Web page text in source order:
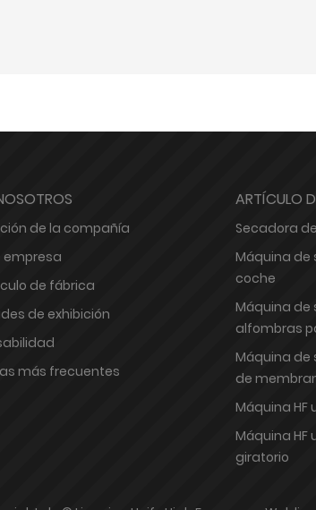
de la compañía
empresa
de fábrica
de exhibición
más frecuentes
ARTÍCULO
Secadora
Máquina de
coche
Máquina de
alfombras
Máquina
de
Máquina HF
Máquina HF
giratorio